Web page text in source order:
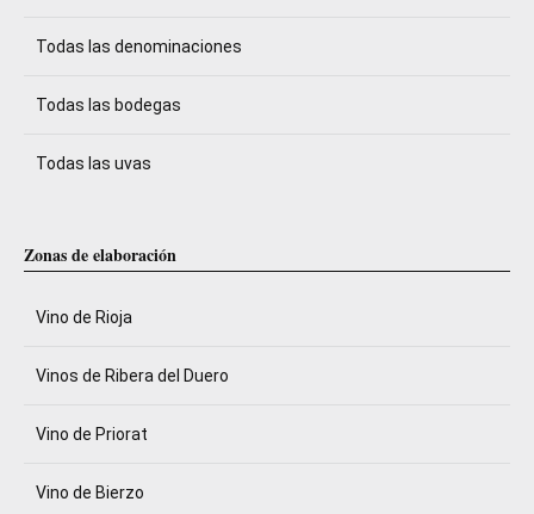
Todas las denominaciones
Todas las bodegas
Todas las uvas
Zonas de elaboración
Vino de Rioja
Vinos de Ribera del Duero
Vino de Priorat
Vino de Bierzo